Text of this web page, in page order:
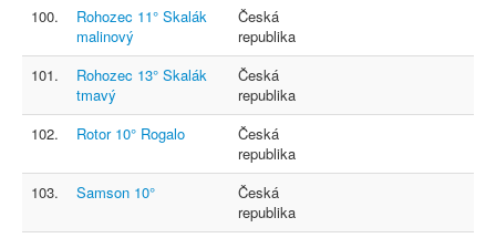
100.
Rohozec 11° Skalák
malinový
Česká
republika
101.
Rohozec 13° Skalák
tmavý
Česká
republika
102.
Rotor 10° Rogalo
Česká
republika
103.
Samson 10°
Česká
republika